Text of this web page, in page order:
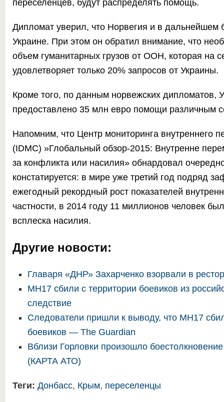
переселенцев, будут распределять помощь.
Дипломат уверил, что Норвегия и в дальнейшем
Украине. При этом он обратил внимание, что
объем гуманитарных грузов от ООН, которая на
удовлетворяет только 20% запросов от Украины.
Кроме того, по данным норвежских дипломатов,
предоставлено 35 млн евро помощи различным
Напомним, что Центр мониторинга внутреннего
(IDMC) »Глобальный обзор-2015: Внутренне
за конфликта или насилия» обнардовал
констатируется: в мире уже третий год подряд
ежегодный рекордный рост показателей
частности, в 2014 году 11 миллионов человек
всплеска насилия.
Другие новости:
Главаря «ДНР» Захарченко взорвали в
MH17 сбили с территории боевиков из
следствие
Следователи пришли к выводу, что MH17
боевиков — The Guardian
Вблизи Горловки произошло
(КАРТА АТО)
Теги: Донбасс, Крым, переселенцы